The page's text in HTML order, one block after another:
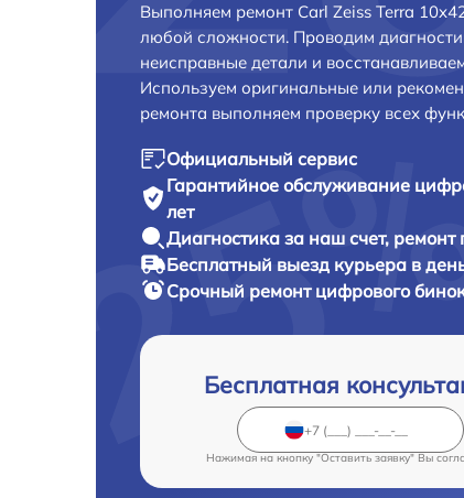
Выполняем ремонт Carl Zeiss Terra
любой сложности. Проводим
неисправные детали и
Используем оригинальные или
ремонта выполняем проверку всех
Официальный сервис
Гарантийное обслуживание
лет
Диагностика за наш счет, ремонт
Бесплатный выезд курьера в
Срочный ремонт цифрового
Бесплатная
Нажимая на кнопку "Оставить заявку" Вы